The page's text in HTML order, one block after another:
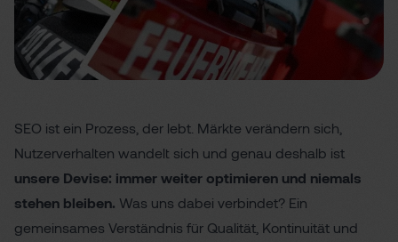
SEO ist ein Prozess, der lebt. Märkte verändern sich,
Nutzerverhalten wandelt sich und genau deshalb ist
unsere Devise: immer weiter optimieren und niemals
stehen bleiben. Was uns dabei verbindet? Ein
gemeinsames Verständnis für Qualität, Kontinuität und